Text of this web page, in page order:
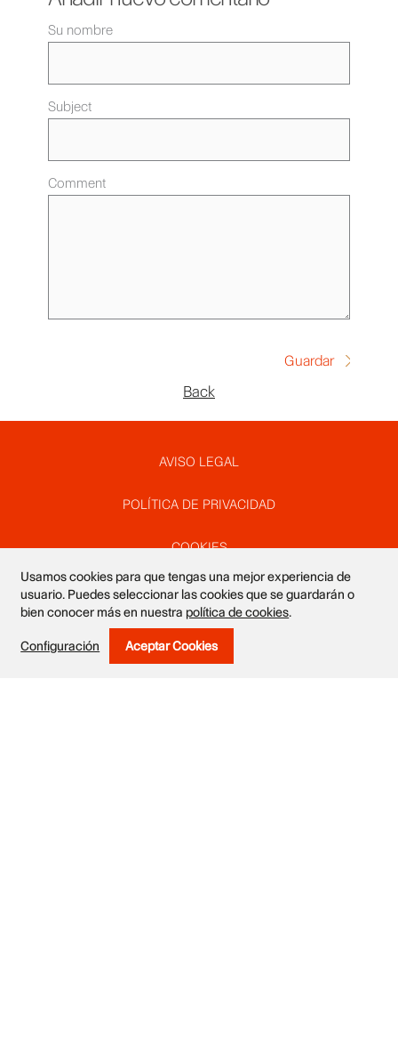
Su nombre
Subject
Comment
Back
de
página
AVISO LEGAL
POLÍTICA DE PRIVACIDAD
COOKIES
SUSCRÍBETE A NUESTRO NEWSLETTER
Usamos cookies para que tengas una mejor experiencia de
usuario. Puedes seleccionar las cookies que se guardarán o
bien conocer más en nuestra política de cookies.
Configuración Aceptar Cookies